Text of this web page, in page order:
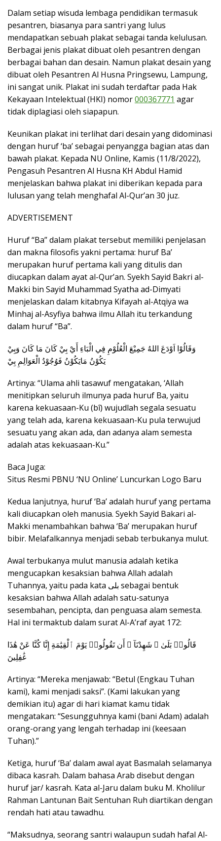
Dalam setiap wisuda lembaga pendidikan termasuk
pesantren, biasanya para santri yang lulus
mendapatkan sebuah plakat sebagai tanda kelulusan.
Berbagai jenis plakat dibuat oleh pesantren dengan
berbagai bahan dan desain. Namun plakat desain yang
dibuat oleh Pesantren Al Husna Pringsewu, Lampung,
ini sangat unik. Plakat ini sudah terdaftar pada Hak
Kekayaan Intelektual (HKI) nomor000367771 agar
tidak diplagiasi oleh siapapun.
Keunikan plakat ini terlihat dari desain yang didominasi
dengan huruf ‘ba’ sebagai penyangga bagian atas dan
bawah plakat. Kepada NU Online, Kamis (11/8/2022),
Pengasuh Pesantren Al Husna KH Abdul Hamid
menjelaskan bahwa plakat ini diberikan kepada para
lulusan yang telah menghafal Al-Qur’an 30 juz.
ADVERTISEMENT
Huruf “Ba” dalam plakat tersebut memiliki penjelasan
dan makna filosofis yakni pertama: huruf Ba’
merupakan huruf pertama kali yang ditulis dan
diucapkan dalam ayat al-Qur’an. Syekh Sayid Bakri al-
Makki bin Sayid Muhammad Syatha ad-Dimyati
menjelaskan dalam kitabnya Kifayah al-Atqiya wa
Minhaj al-Asyfiya bahwa ilmu Allah itu terkandung
dalam huruf “Ba”.
وَقَالُوْا اَوْدَعَ اللهُ جَمِيْعَ الْعُلُوْمِ فِي الْبَاءِ أَيْ بِيْ كَانَ مَا كَانَ وَبِيْ
يَكُوْنُ مَايَكُوْنُ فَوُجُوْدُ الْعَوَالِمِ بِيْ
Artinya: “Ulama ahli tasawuf mengatakan, ‘Allah
menitipkan seluruh ilmunya pada huruf Ba, yaitu
karena kekuasaan-Ku (bî) wujudlah segala sesuatu
yang telah ada, karena kekuasaan-Ku pula terwujud
sesuatu yang akan ada, dan adanya alam semesta
adalah atas kekuasaan-Ku.”
Baca Juga:
Situs Resmi PBNU ‘NU Online’ Luncurkan Logo Baru
Kedua lanjutnya, huruf ‘Ba’ adalah huruf yang pertama
kali diucapkan oleh manusia. Syekh Sayid Bakari al-
Makki menambahkan bahwa ‘Ba’ merupakan huruf
bibir. Melafalkannya menjadi sebab terbukanya mulut.
Awal terbukanya mulut manusia adalah ketika
mengucapkan kesaksian bahwa Allah adalah
Tuhannya, yaitu pada kata بلى sebagai bentuk
kesaksian bahwa Allah adalah satu-satunya
sesembahan, pencipta, dan penguasa alam semesta.
Hal ini termaktub dalam surat Al-A’raf ayat 172:
قَالُوا۟ بَلَىٰ ۛ شَهِدْنَآ ۛ أَن تَقُولُوا۟ يَوْمَ ٱلْقِيَٰمَةِ إِنَّا كُنَّا عَنْ هَٰذَا
غَٰفِلِينَ
Artinya: “Mereka menjawab: “Betul (Engkau Tuhan
kami), kami menjadi saksi”. (Kami lakukan yang
demikian itu) agar di hari kiamat kamu tidak
mengatakan: “Sesungguhnya kami (bani Adam) adalah
orang-orang yang lengah terhadap ini (keesaan
Tuhan).”
Ketiga, huruf ‘Ba’ dalam awal ayat Basmalah selamanya
dibaca kasrah. Dalam bahasa Arab disebut dengan
huruf jar/ kasrah. Kata al-Jaru dalam buku M. Kholilur
Rahman Lantunan Bait Sentuhan Ruh diartikan dengan
rendah hati atau tawadhu.
“Maksudnya, seorang santri walaupun sudah hafal Al-